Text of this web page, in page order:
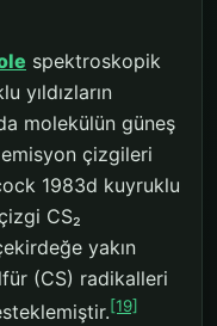
spektroskopik
yıldızların
molekülün güneş
çizgileri
1983d kuyruklu
CS₂
yakın
(CS) radikalleri
[19]